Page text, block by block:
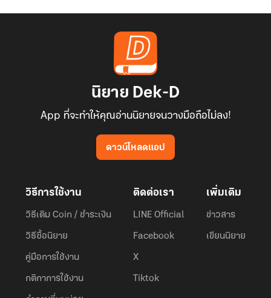
นิยาย Dek-D
App ที่จะทำให้คุณอ่านนิยายจนวางมือถือไม่ลง!
ดาวน์โหลดแอป
วิธีการใช้งาน
วิธีเติม Coin / ชำระเงิน
วิธีซื้อนิยาย
คู่มือการใช้งาน
กติกาการใช้งาน
ติดต่อเรา
LINE Official
Facebook
X
Tiktok
เพิ่มเติม
ข่าวสาร
เขียนนิยาย